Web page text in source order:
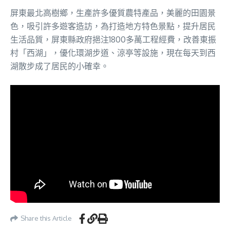
屏東最北高樹鄉，生產許多優質農特產品，美麗的田園景
色，吸引許多遊客造訪，為打造地方特色景點，提升居民
生活品質，屏東縣政府挹注1800多萬工程經費，改善東振
村「西湖」，優化環湖步道、涼亭等設施，現在每天到西
湖散步成了居民的小確幸。
Share this Article